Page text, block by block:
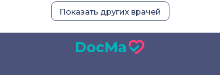
Показать других врачей